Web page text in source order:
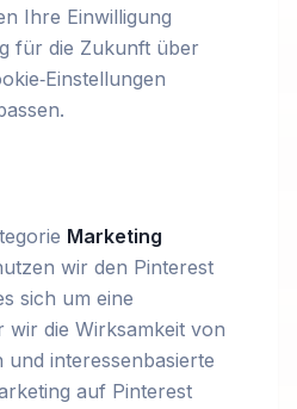
Ihre Einwilligung
für die Zukunft über
Marketing
wir den Pinterest
sich um eine
wir die Wirksamkeit von
und interessenbasierte
auf Pinterest